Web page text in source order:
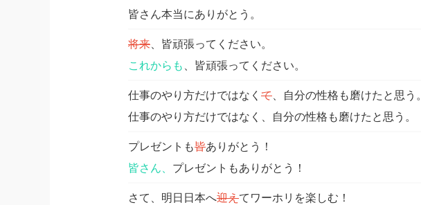
皆さん本当にありがとう。
将来 、皆頑張ってください。
これからも 、皆頑張ってください。
仕事のやり方だけではなく て 、自分の性格も磨けたと思う。
仕事のやり方だけではなく、自分の性格も磨けたと思う。
プレゼントも皆ありがとう！
皆さん、 プレゼントもありがとう！
さて、明日日本へ迎えてワーホリを楽しむ！